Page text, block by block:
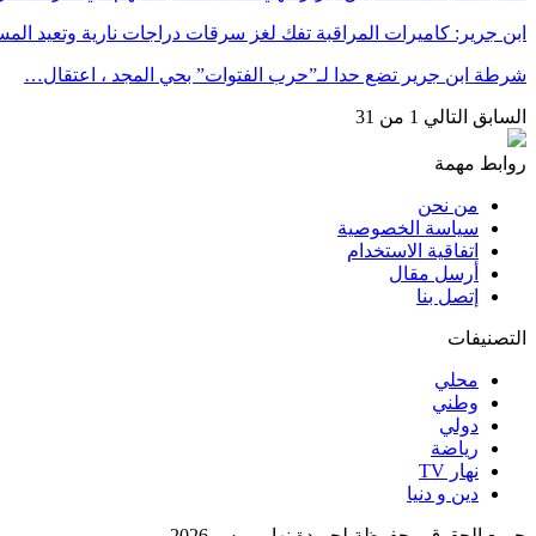
ابن جرير: كاميرات المراقبة تفك لغز سرقات دراجات نارية وتعيد
شرطة ابن جرير تضع حدا لـ”حرب الفتوات” بحي المجد ، اعتقال…
السابق التالي 1 من 31
روابط مهمة
من نحن
سياسة الخصوصية
اتفاقية الاستخدام
أرسل مقال
إتصل بنا
التصنيفات
محلي
وطني
دولي
رياضة
نهار TV
دين و دنيا